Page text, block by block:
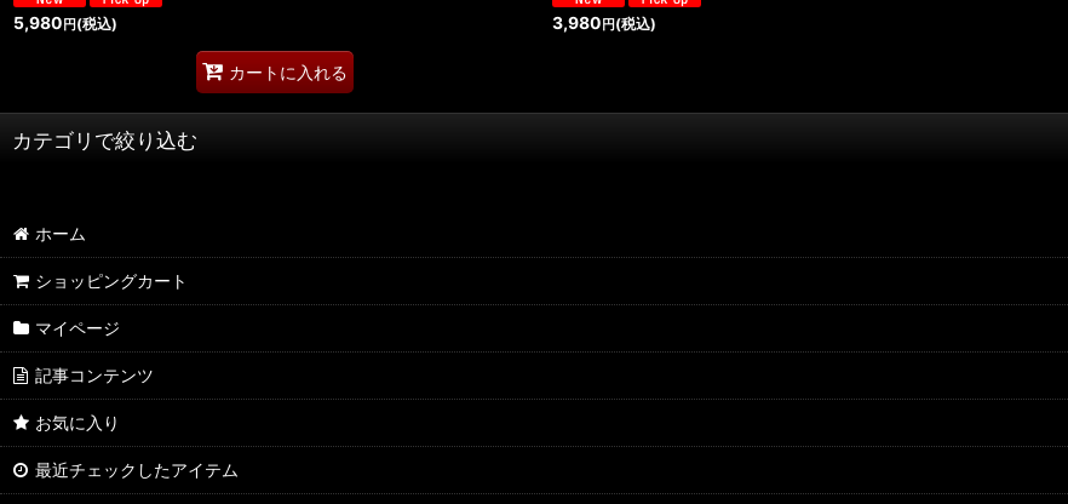
5,980 円 (税込)
カートに入れる
3,980 円(税込)
カテゴリで絞り込む
ぬいぐるみ
カバン
アパレル
ホーム
ショッピングカート
マイページ
記事コンテンツ
お気に入り
最近チェックしたアイテム